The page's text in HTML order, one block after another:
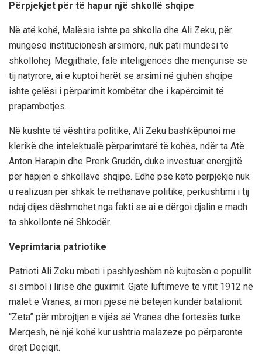
Përpjekjet për të hapur një shkollë shqipe
Në atë kohë, Malësia ishte pa shkolla dhe Ali Zeku, për
mungesë institucionesh arsimore, nuk pati mundësi të
shkollohej. Megjithatë, falë inteligjencës dhe mençurisë së
tij natyrore, ai e kuptoi herët se arsimi në gjuhën shqipe
ishte çelësi i përparimit kombëtar dhe i kapërcimit të
prapambetjes.
Në kushte të vështira politike, Ali Zeku bashkëpunoi me
klerikë dhe intelektualë përparimtarë të kohës, ndër ta Atë
Anton Harapin dhe Prenk Grudën, duke investuar energjitë
për hapjen e shkollave shqipe. Edhe pse këto përpjekje nuk
u realizuan për shkak të rrethanave politike, përkushtimi i tij
ndaj dijes dëshmohet nga fakti se ai e dërgoi djalin e madh
ta shkollonte në Shkodër.
Veprimtaria patriotike
Patrioti Ali Zeku mbeti i pashlyeshëm në kujtesën e popullit
si simbol i lirisë dhe guximit. Gjatë luftimeve të vitit 1912 në
malet e Vranes, ai mori pjesë në betejën kundër batalionit
“Zeta” për mbrojtjen e vijës së Vranes dhe fortesës turke
Merqesh, në një kohë kur ushtria malazeze po përparonte
drejt Deçiqit.